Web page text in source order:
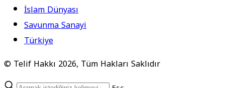
İslam Dünyası
Savunma Sanayi
Türkiye
© Telif Hakkı 2026, Tüm Hakları Saklıdır